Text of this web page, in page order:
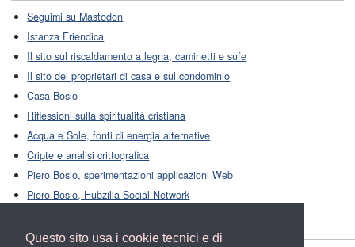
Questo sito usa i cookie tecnici e di
Seguimi su Mastodon
Istanza Friendica
Il sito sul riscaldamento a legna, caminetti e sufe
Il sito dei proprietari di casa e sul condominio
Casa Bosio
Riflessioni sulla spiritualità cristiana
Acqua e Sole, fonti di energia alternative
Cripte e analisi crittografica
Piero Bosio, sperimentazioni applicazioni Web
Piero Bosio, Hubzilla Social Network